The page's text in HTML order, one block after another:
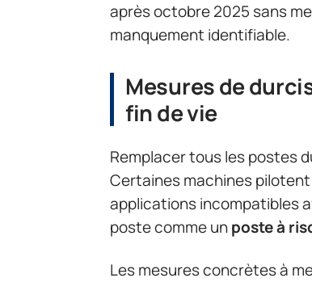
après octobre 2025 sans
manquement identifiable.
Mesures de
fin de vie
Remplacer tous les postes
Certaines machines
applications incompatibles
poste comme unposte à
Les mesures concrètes à